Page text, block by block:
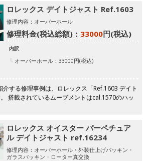
ロレックス デイトジャスト Ref.1603
修理内容：オーバーホール
修理料金(税込総額)： 33000円(税込)
内訳
オーバーホール：33000円(税込)
する修理事例は、ロレックス「Ref.1603 デイト
搭載されているムーブメントはcal.1570のハッ
ロレックス オイスター パーペチュア
ル デイトジャスト ref.16234
修理内容：オーバーホール・外装仕上げパッキン・
ガラスパッキン・ローター真交換